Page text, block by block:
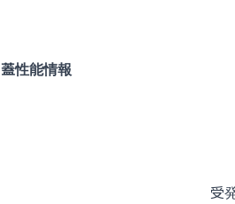
蓋性能情報
受